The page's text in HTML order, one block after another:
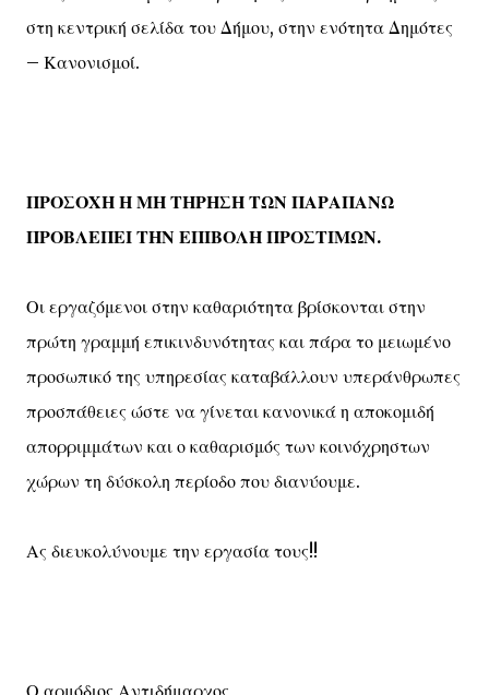
στη κεντρική σελίδα του Δήμου, στην ενότητα Δημότες
– Κανονισμοί.
ΠΡΟΣΟΧΗ Η ΜΗ ΤΗΡΗΣΗ ΤΩΝ ΠΑΡΑΠΑΝΩ
ΠΡΟΒΛΕΠΕΙ ΤΗΝ ΕΠΙΒΟΛΗ ΠΡΟΣΤΙΜΩΝ.
Οι εργαζόμενοι στην καθαριότητα βρίσκονται στην
πρώτη γραμμή επικινδυνότητας και πάρα το μειωμένο
προσωπικό της υπηρεσίας καταβάλλουν υπεράνθρωπες
προσπάθειες ώστε να γίνεται κανονικά η αποκομιδή
απορριμμάτων και ο καθαρισμός των κοινόχρηστων
χώρων τη δύσκολη περίοδο που διανύουμε.
Ας διευκολύνουμε την εργασία τους!!
Ο αρμόδιος Αντιδήμαρχος